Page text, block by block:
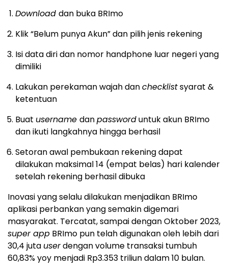
Download dan buka BRImo
Klik “Belum punya Akun” dan pilih jenis rekening
Isi data diri dan nomor handphone luar negeri yang
dimiliki
Lakukan perekaman wajah danchecklistsyarat &
ketentuan
Buat username danpassworduntuk akun BRImo
dan ikuti langkahnya hingga berhasil
Setoran awal pembukaan rekening dapat
dilakukan maksimal 14 (empat belas) hari kalender
setelah rekening berhasil dibuka
Inovasi yang selalu dilakukan menjadikan BRImo
aplikasi perbankan yang semakin digemari
masyarakat. Tercatat, sampai dengan Oktober 2023,
super app BRImo pun telah digunakan oleh lebih dari
30,4 juta userdengan volume transaksi tumbuh
60,83% yoy menjadi Rp3.353 triliun dalam 10 bulan.